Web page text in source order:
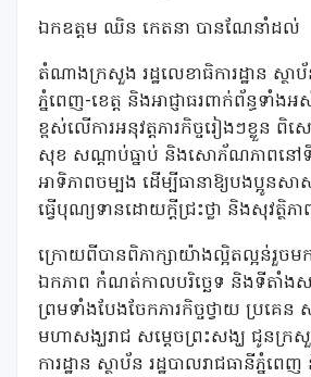
ឯកឧត្តម ឈិន កេតនា បានណែនាំដល់
តំណាងក្រសួង រដ្ឋលេខាធិការដ្ឋាន ស្ថា
ភ្នំពេញ-ខេត្ត និងអាជ្ញាធរពាក់ព័ន្ធទាំ
ខ្ពស់លើការអនុវត្តភារកិច្ចរៀងៗខ្លួន ពិ
សុខ សណ្តាប់ធ្នាប់ និងសោភ័ណភាពនៅ
អាទិភាពចម្បង ដើម្បីធានាឱ្យបងប្អូន
ធ្វើបុណ្យទានដោយក្តីជ្រះថ្លា និងសុវត្ថិភា
ក្រោយពីបានពិភាក្សាយ៉ាងល្អិតល្អន់រួចម
ឯកភាព កំណត់កាលបរិច្ឆេទ និងទីតាំងសម្
ព្រមទាំងបែងចែកភារកិច្ចថ្វាយ ប្រគេន
មហាសង្ឃរាជ សម្តេចព្រះសង្ឃ ជូនក្រសួ
ការដ្ឋាន ស្ថាប័ន រដ្ឋបាលរាជធានីភ្នំពេញ